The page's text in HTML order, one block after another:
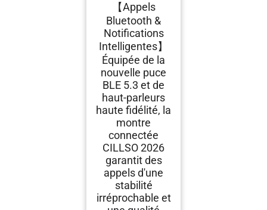
Smartwatch avec
Appels Bluetooth, 112
Modes Sportifs,
Cardiofréquencemètre,
SpO2, Sommeil,
Étanchéité IP68,
Montre Sport pour
Android iOS
【Appels
Bluetooth &
Notifications
Intelligentes】
Équipée de la
nouvelle puce
BLE 5.3 et de
haut-parleurs
haute fidélité, la
montre
connectée
CILLSO 2026
garantit des
appels d'une
stabilité
irréprochable et